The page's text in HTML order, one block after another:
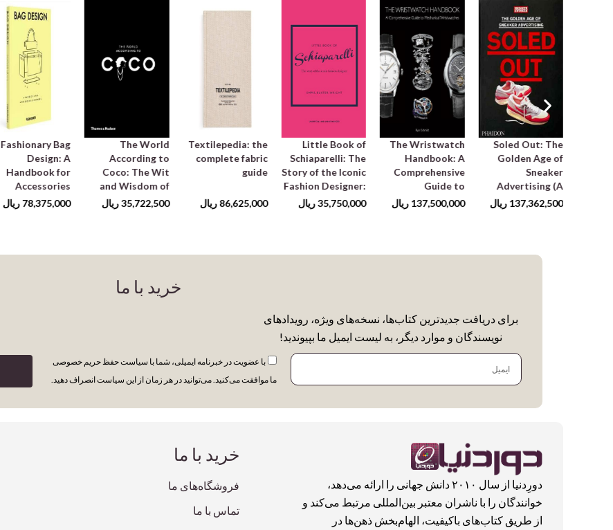
Soled Out: The
Golden Age of
Sneaker
Advertising (A
Sneaker Freaker
137,362,500 ریال
The Wristwatch
Handbook: A
Comprehensive
Guide to
Mechanical
Wristwatches
137,500,000 ریال
Little Book of
Schiaparelli: The
Story of the Iconic
Fashion Designer:
11 (Little Book of
35,750,000ریال
Textilepedia: the
complete fabric
guide
86,625,000ریال
The World
According to
Coco: The Wit
and Wisdom of
Coco Chanel
35,722,500 ریال
Fashionary Bag
Design: A
Handbook for
Accessories
Designers
78,375,000ریال
خرید با ما
برای دریافت جدیدترین کتاب‌ها، نسخه‌های ویژه، رویدادهای
نویسندگان و موارد دیگر، به لیست ایمیل ما بپیوندید!
ایمیل
با عضویت در خبرنامه ایمیلی، شما با سیاست حفظ حریم خصوصی
ما موافقت می‌کنید. می‌توانید در هر زمان از این سیاست انصراف دهید.
دورِدنیا از سال ۲۰۱۰ دانش جهانی را ارائه می‌دهد،
خوانندگان را با ناشران معتبر بین‌المللی مرتبط می‌کند و
از طریق کتاب‌های باکیفیت، الهام‌بخش ذهن‌ها در
خرید با ما
فروشگاه‌های ما
تماس با ما